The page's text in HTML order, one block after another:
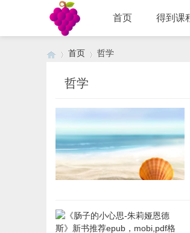
首页 得到课
›
首页
›
哲学
哲学